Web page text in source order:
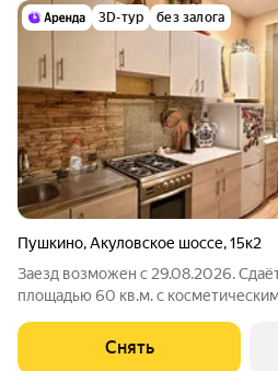
3D-тур без залога
Пушкино,Акуловское шоссе,15к2
Заезд возможен с 29.08.2026.
площадью 60 кв.м. с
Микроволновка Дом -
Снять